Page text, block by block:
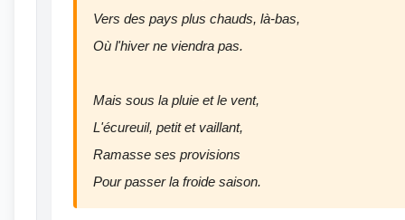
Vers des pays plus chauds, là-bas,
Où l'hiver ne viendra pas.
Mais sous la pluie et le vent,
L'écureuil, petit et vaillant,
Ramasse ses provisions
Pour passer la froide saison.